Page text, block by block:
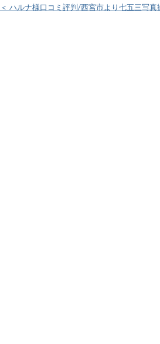
＜ ハルナ様口コミ評判/西宮市より七五三写